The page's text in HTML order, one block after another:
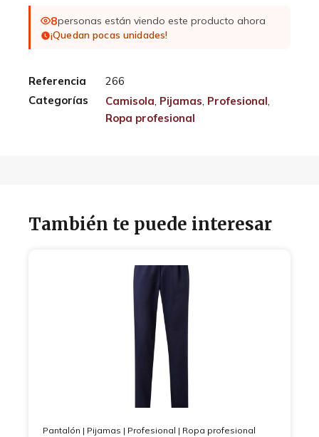
8personas están viendo este producto ahora
¡Quedan pocas unidades!
Referencia
266
Categorías
Camisola, Pijamas, Profesional,
Ropa profesional
También te puede interesar
Pantalón | Pijamas | Profesional | Ropa profesional